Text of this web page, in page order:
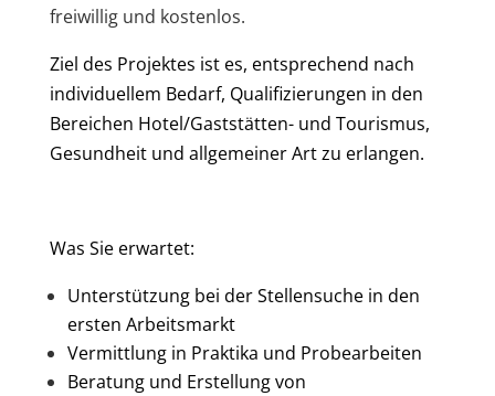
freiwillig und kostenlos.
Ziel des Projektes ist es, entsprechend nach
individuellem Bedarf, Qualifizierungen in den
Bereichen Hotel/Gaststätten- und Tourismus,
Gesundheit und allgemeiner Art zu erlangen.
Was Sie erwartet:
Unterstützung bei der Stellensuche in den
ersten Arbeitsmarkt
Vermittlung in Praktika und Probearbeiten
Beratung und Erstellung von